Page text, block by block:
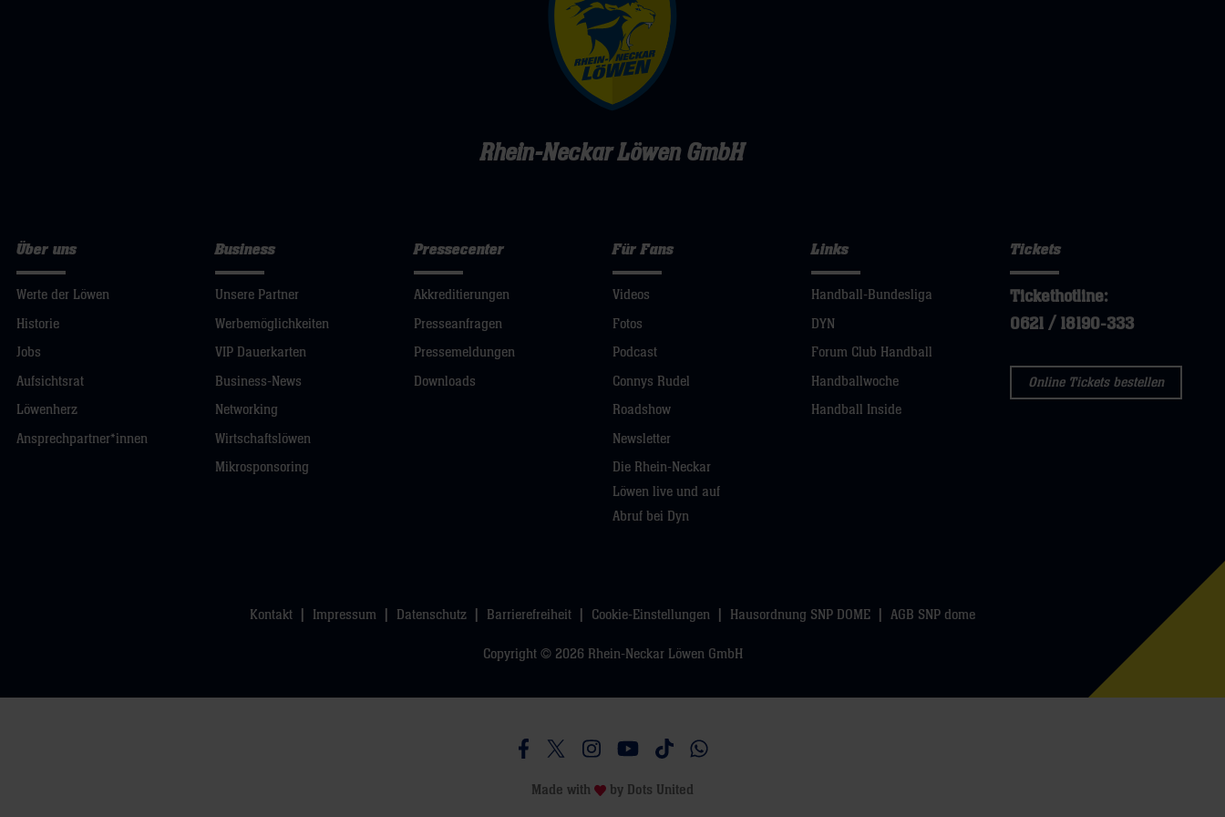
Rhein-Neckar Löwen GmbH
Über uns
Werte der Löwen
Historie
Jobs
Aufsichtsrat
Löwenherz
Ansprechpartner*innen
Business
Unsere Partner
Werbemöglichkeiten
VIP Dauerkarten
Business-News
Networking
Wirtschaftslöwen
Mikrosponsoring
Pressecenter
Akkreditierungen
Presseanfragen
Pressemeldungen
Downloads
Für Fans
Videos
Fotos
Podcast
Connys Rudel
Roadshow
Newsletter
Die Rhein-Neckar
Löwen live und auf
Abruf bei Dyn
Links
Handball-Bundesliga
DYN
Forum Club Handball
Handballwoche
Handball Inside
Tickets
Tickethotline:
0621 / 18190-333
Online Tickets bestellen
Kontakt Impressum Datenschutz Barrierefreiheit Cookie-Einstellungen Hausordnung SNP DOME AGB SNP dome
Copyright © 2026 Rhein-Neckar Löwen GmbH
Besucht uns auf Facebook
Besucht uns auf Twitter
Besucht uns auf Instagram
Besucht uns auf Youtube
Besucht uns auf TikTok
Besucht uns auf WhatsApp
Made with by Dots United